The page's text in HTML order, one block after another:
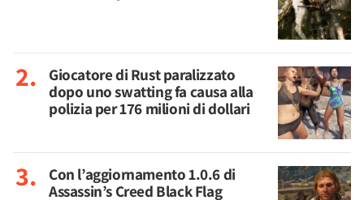
Giocatore di Rust paralizzato
dopo uno swatting fa causa alla
polizia per 176 milioni di dollari
Con l’aggiornamento 1.0.6 di
Assassin’s Creed Black Flag